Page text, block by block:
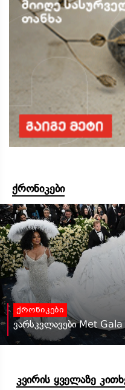
ქრონიკები
ქრონიკები
ვარსკვლავები Met
კვირის ყველაზე